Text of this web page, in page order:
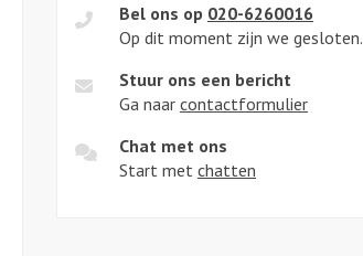
Bel ons op 020-6260016
Op dit moment zijn we gesloten.
Stuur ons een bericht
Ga naar contactformulier
Chat met ons
Start met chatten